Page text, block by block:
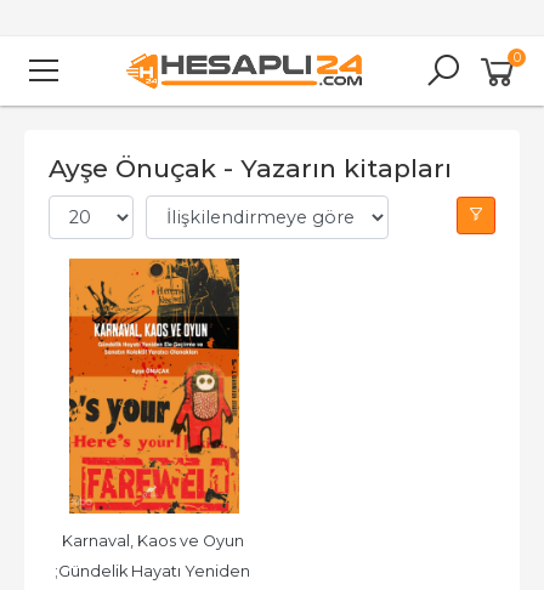
0
Ayşe Önuçak - Yazarın kitapları
Karnaval, Kaos ve Oyun
;Gündelik Hayatı Yeniden